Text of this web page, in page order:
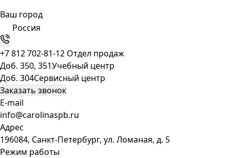
Ваш город
Россия
+7 812 702-81-12 Отдел продаж
Доб. 350, 351Учебный центр
Доб. 304Сервисный центр
Заказать звонок
E-mail
info@carolinaspb.ru
Адрес
196084, Санкт-Петербург, ул. Ломаная, д. 5
Режим работы